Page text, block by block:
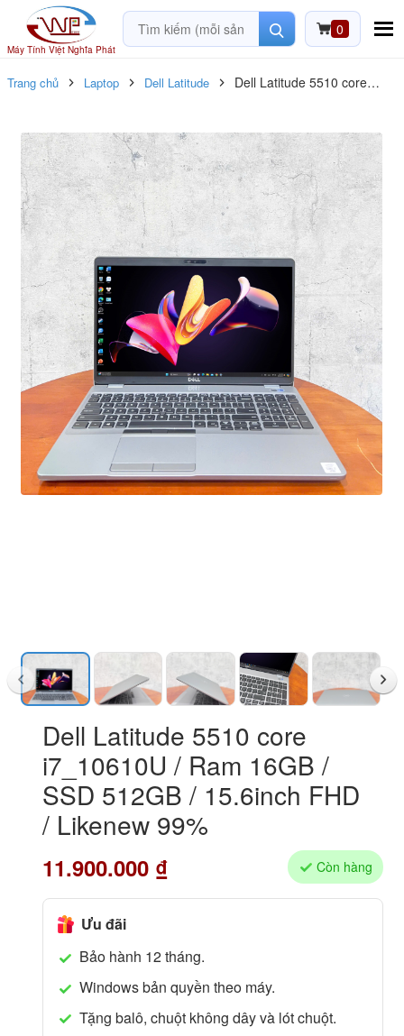
Máy Tính Việt Nghĩa Phát
0
Trang chủ Laptop Dell Latitude
Dell Latitude 5510 core
/ Likenew 99%
Dell Latitude 5510 core
i7_10610U / Ram 16GB /
SSD 512GB / 15.6inch FHD
/ Likenew 99%
11.900.000 ₫ Còn hàng
Ưu đãi
Bảo hành 12 tháng.
Windows bản quyền theo máy.
Tặng balô, chuột không dây và lót chuột.